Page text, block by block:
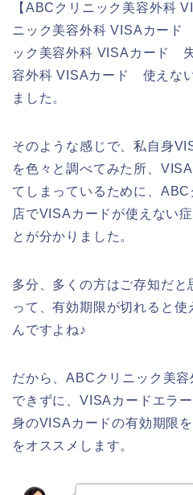
【ABCクリニック美容外科
ニック美容外科 VISAカー
ック美容外科 VISAカード
容外科 VISAカード 使えな
ました。
そのような感じで、私自身
を色々と調べてみた所、
てしまっているために、
店でVISAカードが使えない
とが分かりました。
多分、多くの方はご存知だ
って、有効期限が切れると使
んですよね♪
だから、ABCクリニック美
できずに、VISAカードエラ
身のVISAカードの有効期限
をオススメします。